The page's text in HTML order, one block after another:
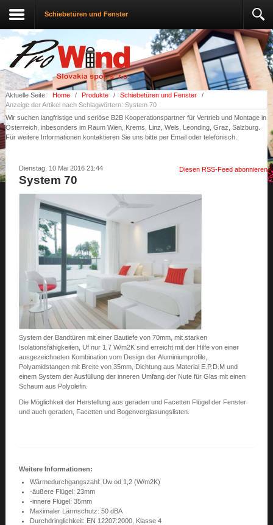
Schiebetüren und Fenster
Aktuelle Seite: Home / Produkte / Schiebetüren und Fenster
/
Anzeige der Artikel nach Schlagwörtern: System 70
Wir suchen langfristige und seriöse B2B Kooperationspartner für Vertrieb und Montage in
Österreich, inbesonders im Raum Wien, Krems, Linz, Wels, Leonding, Graz, Salzburg.
Für weitere Informationen kontaktieren Sie uns bitte per Email oder telefonisch.
Diesen RSS-Feed abonnieren
Dienstag, 10 Mai 2016 21:44
System 70
System der Bandtüren mit einer Bautiefe von 70mm, mit starken
Isolationsfähigkeiten, Uf nur 1,7 W/m2K sind erreicht mit der Hilfe von einer
ausgezeichneten Kombination vom Design der Aluminiumprofile,
Polyamidstangen mit Breite von 35mm, Dichtung aus Material E.P.D.M und
einem System der Ausfüllung der inneren Umfang der Nute für Glas mit einen
Schaum aus Polyolefin.
Die Möglichkeit der Herstellung aus geraden und Facetten Flügel der Fenster
und auch geraden, Facetten und Bogenverglasungslisten.
Weitere Informationen:
Wärmedurchgangszahl: Uw od 1,2 (W/m2K)
-äußere Flügel: 23mm
-innere Flügel: 35mm
Maximaler Lärmschutz: 50 dBA
Durchdringlichkeit: EN 12207:2000, Klasse 4